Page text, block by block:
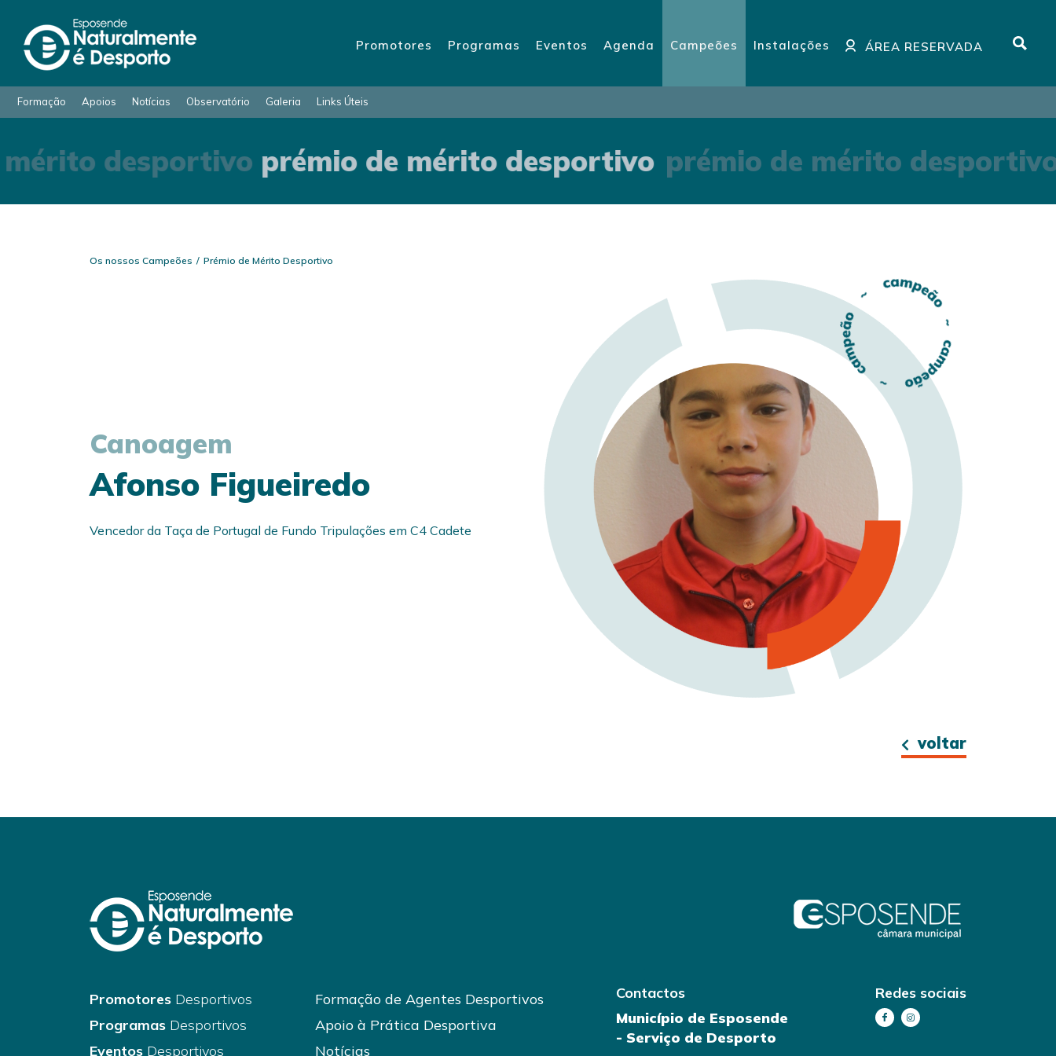
Promotores Programas Eventos Agenda Campeões Instalações ÁREA RESERVADA
Formação Apoios Notícias Observatório Galeria Links Úteis
desportivoprémio de mérito desportivoprémio de mérito desportivo
Os nossos Campeões Prémio de Mérito Desportivo
Canoagem
Afonso Figueiredo
Vencedor da Taça de Portugal de Fundo Tripulações em C4 Cadete
voltar
Promotores Desportivos
Programas Desportivos
Eventos Desportivos
Formação de Agentes Desportivos
Apoio à Prática Desportiva
Notícias
Contactos
Município de Esposende
- Serviço de Desporto
Redes sociais